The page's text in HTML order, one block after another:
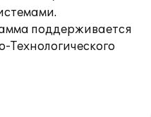
поддерживается